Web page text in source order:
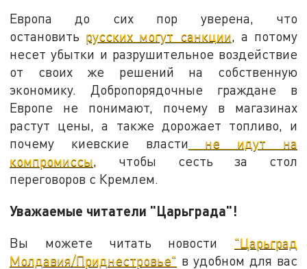
Европа до сих пор уверена, что
остановить русских могут санкции, а потому
несет убытки и разрушительное воздействие
от своих же решений на собственную
экономику. Добропорядочные граждане в
Европе не понимают, почему в магазинах
растут цены, а также дорожает топливо, и
почему киевские власти не идут на
компромиссы, чтобы сесть за стол
переговоров с Кремлем.
Уважаемые читатели "Царьграда"!
Вы можете читать новости "Царьград
Молдавия/Приднестровье" в удобном для вас